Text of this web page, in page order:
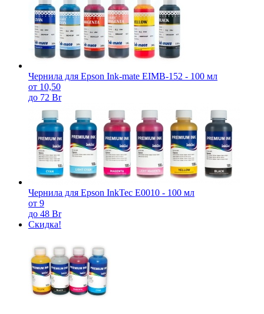
Чернила для Epson Ink-mate EIMB-152 - 100 мл
от 10,50
до 72 Br
Чернила для Epson InkTec E0010 - 100 мл
от 9
до 48 Br
Скидка!